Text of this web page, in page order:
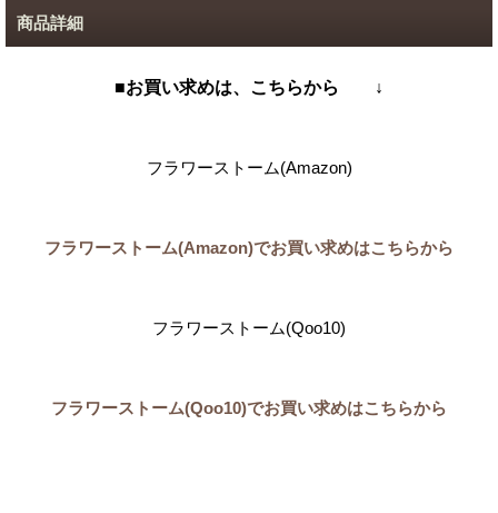
商品詳細
■お買い求めは、こちらから ↓
フラワーストーム(Amazon)
フラワーストーム(Amazon)でお買い求めはこちらから
フラワーストーム(Qoo10)
フラワーストーム(Qoo10)でお買い求めはこちらから